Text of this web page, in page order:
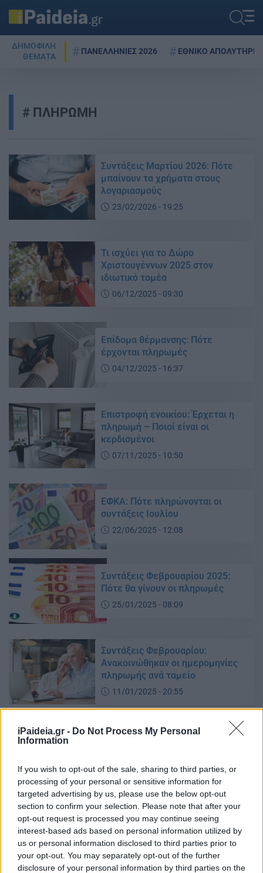
iPaideia.gr - Do Not Process My Personal
Information
If you wish to opt-out of the sale, sharing to third parties, or
processing of your personal or sensitive information for
targeted advertising by us, please use the below opt-out
section to confirm your selection. Please note that after your
opt-out request is processed you may continue seeing
interest-based ads based on personal information utilized by
us or personal information disclosed to third parties prior to
your opt-out. You may separately opt-out of the further
disclosure of your personal information by third parties on the
ΔΗΜΟΦΙΛΗ
ΘΕΜΑΤΑ
ΠΑΝΕΛΛΗΝΙΕΣ 2026 ΕΘΝΙΚΟ ΑΠΟΛΥΤΗΡΙΟ
ΠΛΗΡΩΜΗ
Συντάξεις Μαρτίου 2026: Πότε
μπαίνουν τα χρήματα στους
λογαριασμούς
23/02/2026 - 19:25
Τι ισχύει για το Δώρο
Χριστουγέννων 2025 στον
ιδιωτικό τομέα
06/12/2025 - 09:30
Επίδομα θέρμανσης: Πότε
έρχονται πληρωμές
04/12/2025 - 16:37
Επιστροφή ενοικίου: Έρχεται η
πληρωμή – Ποιοί είναι οι
κερδισμένοι
07/11/2025 - 10:50
ΕΦΚΑ: Πότε πληρώνονται οι
συντάξεις Ιουλίου
22/06/2025 - 12:08
Συντάξεις Φεβρουαρίου 2025:
Πότε θα γίνουν οι πληρωμές
25/01/2025 - 08:09
Συντάξεις Φεβρουαρίου:
Ανακοινώθηκαν οι ημερομηνίες
πληρωμής ανά ταμείο
11/01/2025 - 20:55
Τι ώρα σήμερα η πληρωμή για το
23/12/2024 - 10:24
Σήμερα το επίδομα θέρμανσης –
Τι θα ισχύσει για παλαιούς και
νέους δικαιούχους
22/12/2024 - 22:04